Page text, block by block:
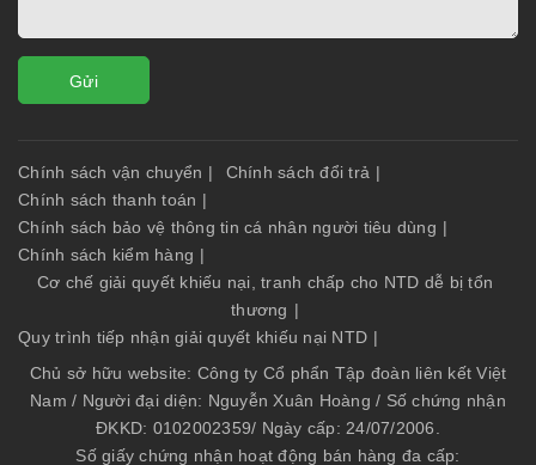
Gửi
Chính sách vận chuyển | Chính sách đổi trả |
Chính sách thanh toán |
Chính sách bảo vệ thông tin cá nhân người tiêu dùng |
Chính sách kiểm hàng |
Cơ chế giải quyết khiếu nại, tranh chấp cho NTD dễ bị tổn
thương |
Quy trình tiếp nhận giải quyết khiếu nại NTD |
Chủ sở hữu website: Công ty Cổ phẩn Tập đoàn liên kết Việt
Nam / Người đại diện: Nguyễn Xuân Hoàng / Số chứng nhận
ĐKKD: 0102002359/ Ngày cấp: 24/07/2006.
Số giấy chứng nhận hoạt động bán hàng đa cấp: